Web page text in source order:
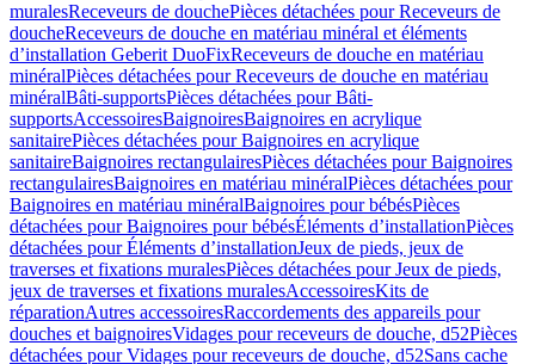
muralesReceveurs de douchePièces détachées pour Receveurs de
doucheReceveurs de douche en matériau minéral et éléments
d’installation Geberit DuoFixReceveurs de douche en matériau
minéralPièces détachées pour Receveurs de douche en matériau
minéralBâti-supportsPièces détachées pour Bâti-
supportsAccessoiresBaignoiresBaignoires en acrylique
sanitairePièces détachées pour Baignoires en acrylique
sanitaireBaignoires rectangulairesPièces détachées pour Baignoires
rectangulairesBaignoires en matériau minéralPièces détachées pour
Baignoires en matériau minéralBaignoires pour bébésPièces
détachées pour Baignoires pour bébésÉléments d’installationPièces
détachées pour Éléments d’installationJeux de pieds, jeux de
traverses et fixations muralesPièces détachées pour Jeux de pieds,
jeux de traverses et fixations muralesAccessoiresKits de
réparationAutres accessoiresRaccordements des appareils pour
douches et baignoiresVidages pour receveurs de douche, d52Pièces
détachées pour Vidages pour receveurs de douche, d52Sans cache